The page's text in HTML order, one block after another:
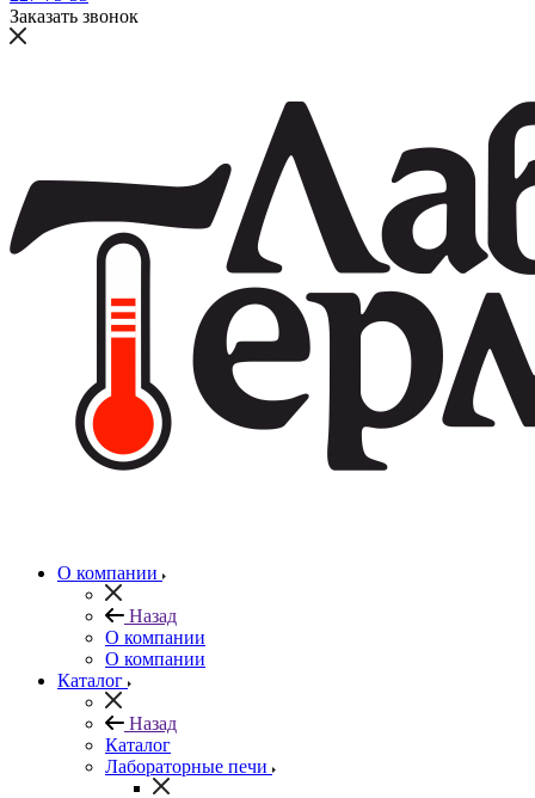
Заказать звонок
О компании
Назад
О компании
О компании
Каталог
Назад
Каталог
Лабораторные печи